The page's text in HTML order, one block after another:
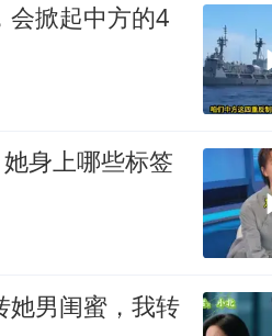
会掀起中方的4
身上哪些标签
她男闺蜜，我转